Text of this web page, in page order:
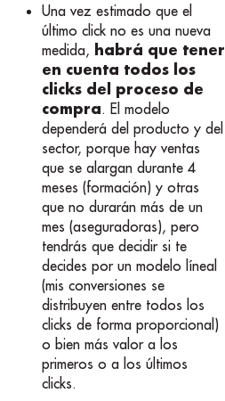
Una vez estimado que el
último click no es una nueva
medida, habrá que tener
en cuenta todos los
clicks del proceso de
compra. El modelo
dependerá del producto y del
sector, porque hay ventas
que se alargan durante 4
meses (formación) y otras
que no durarán más de un
mes (aseguradoras), pero
tendrás que decidir si te
decides por un modelo líneal
(mis conversiones se
distribuyen entre todos los
clicks de forma proporcional)
o bien más valor a los
primeros o a los últimos
clicks.